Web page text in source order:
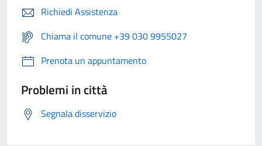
Richiedi Assistenza
Chiama il comune +39 030 9955027
Prenota un appuntamento
Problemi in città
Segnala disservizio